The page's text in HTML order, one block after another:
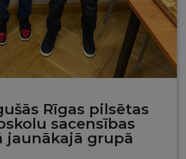
Rīgas pilsētas
sacensības
jaunākajā grupā